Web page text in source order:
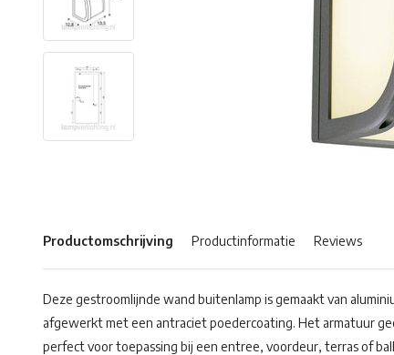
Productomschrijving Productinformatie Reviews
Deze gestroomlijnde wand buitenlamp is gemaakt van
afgewerkt met een antraciet poedercoating. Het armatuur
perfect voor toepassing bij een entree, voordeur, terras of